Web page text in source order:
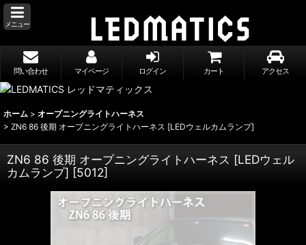
メニュー
問い合わせ マイページ ログイン カート アクセス
ホーム > オープニングライトハーネス
> ZN6 86 後期 オープニングライトハーネス [LEDウェルカムランプ]
ZN6 86 後期 オープニングライトハーネス [LEDウェル
カムランプ] [5012]